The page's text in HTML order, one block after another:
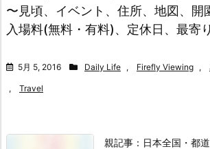
〜見頃、イベント、住所、地図、開
入場料(無料・有料)、定休日、最寄
5月 5, 2016 Daily Life , Firefly Viewing ,
, Travel
親記事：日本全国・都